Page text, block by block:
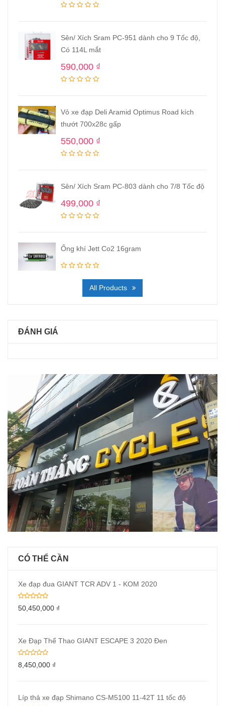
Sên/ Xích Sram PC-951 dành cho 9 Tốc độ,
Có 114L mắt
590,000 ₫
Vỏ xe đạp Deli Aramid Optimus Road kích
thướt 700x28c gấp
550,000 ₫
Sên/ Xích Sram PC-803 dành cho 7/8 Tốc độ
499,000 ₫
Ống khí Jett Co2 16gram
All Products
ĐÁNH GIÁ
CÓ THỂ CẦN
Xe đạp đua GIANT TCR ADV 1 - KOM 2020
50,450,000 ₫
Xe Đạp Thể Thao GIANT ESCAPE 3 2020 Đen
8,450,000 ₫
Líp thả xe đạp Shimano CS-M5100 11-42T 11 tốc độ